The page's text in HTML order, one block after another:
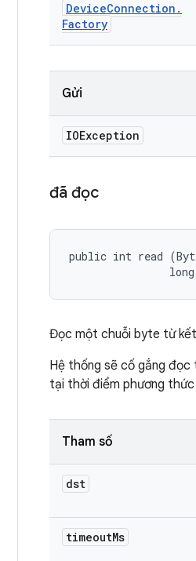
DeviceConnection .
Factory
Gửi
IOException
đã đọc
public int read
Đọc một chuỗi byte từ
Hệ thống sẽ cố gắng
tại thời điểm phương
Tham số
dst
timeoutMs